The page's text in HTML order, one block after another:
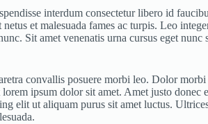
interdum consectetur libero id
et malesuada fames ac turpis. Leo
Sit amet venenatis urna cursus eget
convallis posuere morbi leo. Dolor
ipsum dolor sit amet. Amet justo donec
elit ut aliquam purus sit amet luctus.